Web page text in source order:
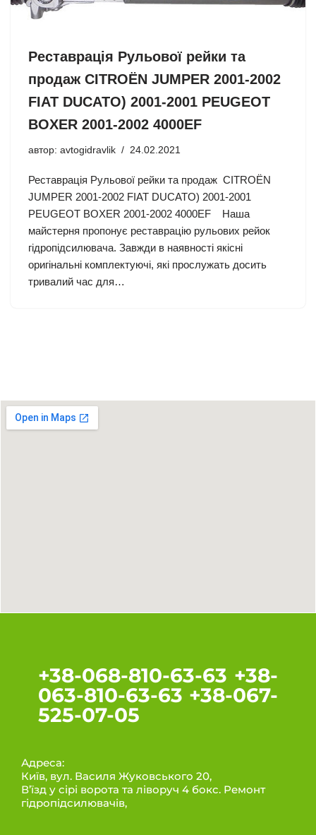
Реставрація Рульової рейки та
продаж CITROËN JUMPER 2001-2002
FIAT DUCATO) 2001-2001 PEUGEOT
BOXER 2001-2002 4000EF
автор: avtogidravlik 24.02.2021
Реставрація Рульової рейки та продаж CITROËN
JUMPER 2001-2002 FIAT DUCATO) 2001-2001
PEUGEOT BOXER 2001-2002 4000EF Наша
майстерня пропонує реставрацію рульових рейок
гідропідсилювача. Завжди в наявності якісні
оригінальні комплектуючі, які прослужать досить
тривалий час для…
+38-068-810-63-63 +38-
063-810-63-63 +38-067-
525-07-05
Адреса:
Київ, вул. Василя Жуковського 20,
В’їзд у сірі ворота та ліворуч 4 бокс. Ремонт
гідропідсилювачів,